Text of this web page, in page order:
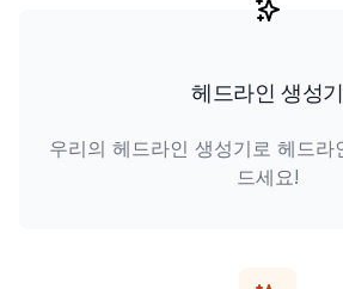
헤드라인 생성기
우리의 헤드라인 생성기로 헤드
드세요!